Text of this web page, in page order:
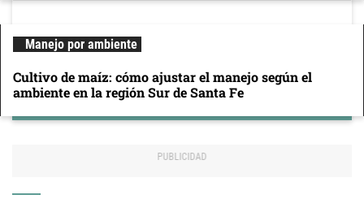
Manejo por ambiente
Cultivo de maíz: cómo ajustar el manejo según el
ambiente en la región Sur de Santa Fe